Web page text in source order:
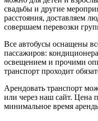
свадьбы и другие
расстояния, доставляем
совершаем перевозки
Все автобусы оснащены
пассажиров:
освещением и прочими
транспорт проходит
Арендовать транспорт
или через наш сайт. Цена
минимальное время